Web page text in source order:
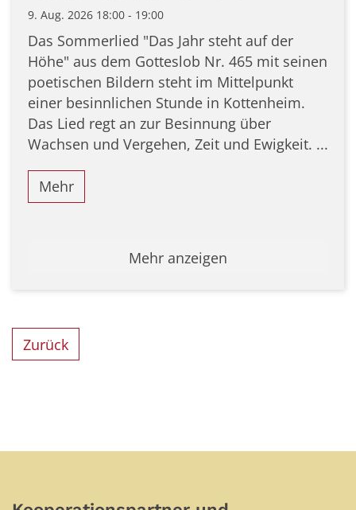
9. Aug. 2026 18:00 - 19:00
Das Sommerlied "Das Jahr steht auf der
Höhe" aus dem Gotteslob Nr. 465 mit seinen
poetischen Bildern steht im Mittelpunkt
einer besinnlichen Stunde in Kottenheim.
Das Lied regt an zur Besinnung über
Wachsen und Vergehen, Zeit und Ewigkeit. ...
Mehr
Mehr anzeigen
Zurück